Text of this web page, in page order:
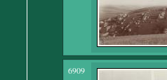
6909